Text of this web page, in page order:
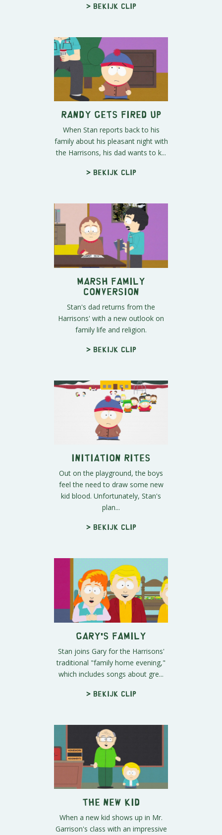
> Bekijk clip
Randy Gets Fired Up
When Stan reports back to his
family about his pleasant night with
the Harrisons, his dad wants to k...
> Bekijk clip
Marsh Family
Conversion
Stan's dad returns from the
Harrisons' with a new outlook on
family life and religion.
> Bekijk clip
Initiation Rites
Out on the playground, the boys
feel the need to draw some new
kid blood. Unfortunately, Stan's
plan...
> Bekijk clip
Gary's Family
Stan joins Gary for the Harrisons'
traditional "family home evening,"
which includes songs about gre...
> Bekijk clip
The New Kid
When a new kid shows up in Mr.
Garrison's class with an impressive